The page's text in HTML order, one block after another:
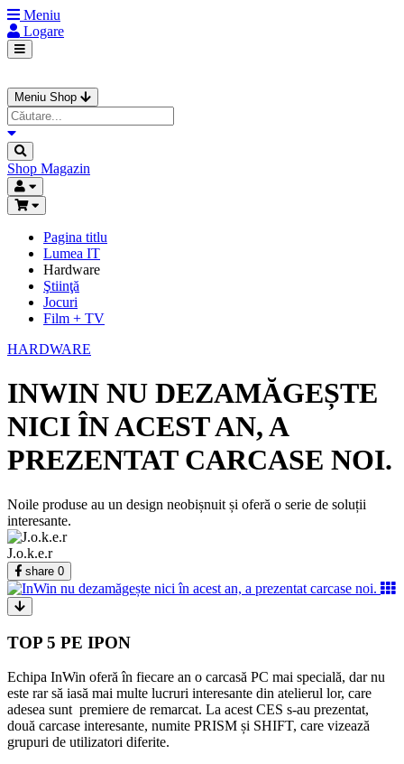
Meniu
Logare
Meniu Shop
Shop Magazin
Pagina titlu
Lumea IT
Hardware
Ştiinţă
Jocuri
Film + TV
HARDWARE
INWIN NU DEZAMĂGEȘTE
NICI ÎN ACEST AN, A
PREZENTAT CARCASE NOI.
Noile produse au un design neobișnuit și oferă o serie de soluții
interesante.
J.o.k.e.r
share 0
TOP 5 PE IPON
Echipa InWin oferă în fiecare an o carcasă PC mai specială, dar nu
este rar să iasă mai multe lucruri interesante din atelierul lor, care
adesea sunt premiere de remarcat. La acest CES s-au prezentat,
două carcase interesante, numite PRISM și SHIFT, care vizează
grupuri de utilizatori diferite.